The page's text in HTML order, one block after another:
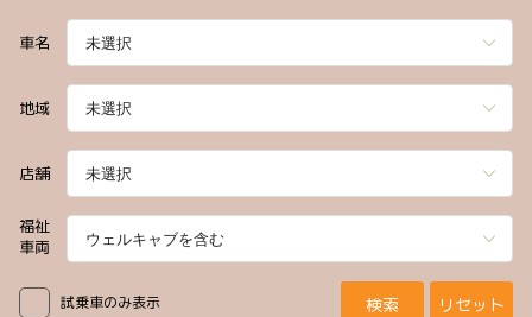
車名
地域
店舗
福祉
車両
試乗車のみ表示 検索 リセット